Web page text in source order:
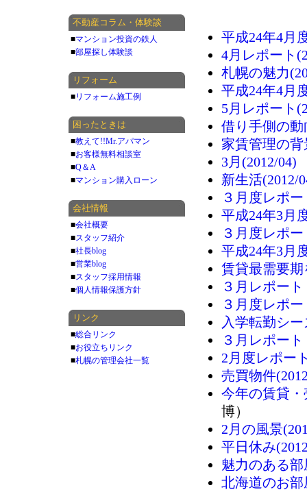
平成24年4月
4月レポート
札幌の魅力
平成24年4月
5月レポート
借り手側の動
家賃管理の背
3月(2012/04)
新生活(2012/
３月度レポ
平成24年3月
３月度レポ
平成24年3月
賃貸最需要期
３月レポート
３月度レポ
入学転勤シ
３月レポー
2月度レポー
売買物件
今年の賃貸・
博）
2月の風景
平日休み
魅力のある
北海道のお部
不動産コラム・体験談
■マンション投資の鉄人
■部屋探し体験談
リフォーム
■リフォーム施工例
困ったときは
■教えて!!Mr.アパマン
■お客様無料相談室
■Q＆A
■マンション購入ローン
会社情報
■会社概要
■スタッフ紹介
■社長blog
■営業blog
■スタッフ採用情報
■個人情報保護方針
リンク
■総合リンク
■お役立ちリンク
■札幌の管理会社一覧